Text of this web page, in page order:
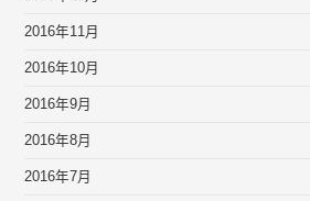
2016年11月
2016年10月
2016年9月
2016年8月
2016年7月